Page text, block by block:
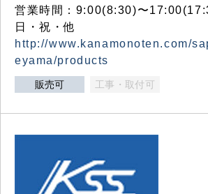
営業時間：9:00(8:30)〜
日・祝・他
http://www.kanamonoten.com/
eyama/products
販売可 工事・取付可